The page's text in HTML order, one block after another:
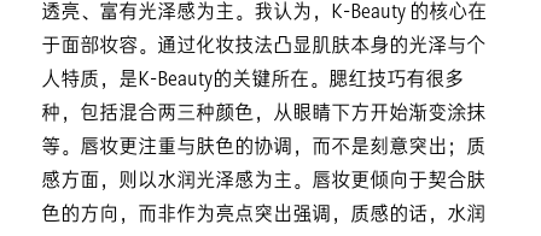
透亮、富有光泽感为主。我认为，K-Beauty 的核心在
于面部妆容。通过化妆技法凸显肌肤本身的光泽与个
人特质，是K-Beauty的关键所在。腮红技巧有很多
种，包括混合两三种颜色，从眼睛下方开始渐变涂抹
等。唇妆更注重与肤色的协调，而不是刻意突出；质
感方面，则以水润光泽感为主。唇妆更倾向于契合肤
色的方向，而非作为亮点突出强调，质感的话，水润